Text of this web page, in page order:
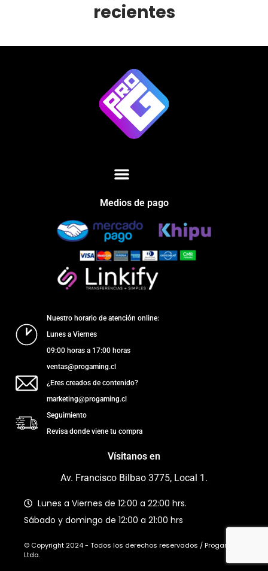
recientes
Medios de pago
Nuestro horario de atención online:
Lunes a Viernes
09:00 horas a 17:00 horas
ventas@progaming.cl
¿Eres creados de contenido?
marketing@progaming.cl
Seguimiento
Revisa donde viene tu compra
Vísitanos en
Av. Francisco Bilbao 3775, Local 1.
Lunes a Viernes de 12:00 a 22:00 hrs.
Sábado y domingo de 12:00 a 21:00 hrs
© Copyright 2024 - Todos los derechos reservados / Progaming
Ltda.